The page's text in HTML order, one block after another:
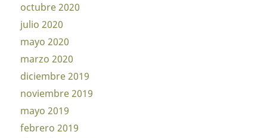
octubre 2020
julio 2020
mayo 2020
marzo 2020
diciembre 2019
noviembre 2019
mayo 2019
febrero 2019